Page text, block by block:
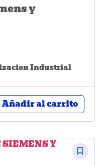
y
Industrial
Añadir al carrito